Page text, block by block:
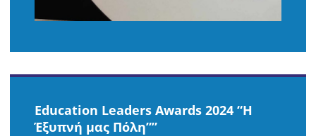
Εducation Leaders Awards 2024 “H
Έξυπνή μας Πόλη””